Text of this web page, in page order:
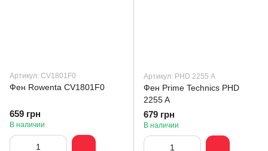
Артикул: CV1801F0
Фен Rowenta CV1801F0
659 грн
В наличии
Артикул: PHD 2255 А
Фен Prime Technics PHD
2255 A
679 грн
В наличии